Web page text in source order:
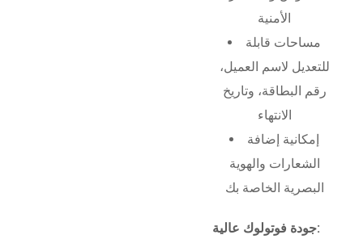
الأمنية
مساحات قابلة
للتعديل لاسم العميل،
رقم البطاقة، وتاريخ
الانتهاء
إمكانية إضافة
الشعارات والهوية
البصرية الخاصة بك
جودة فوتولوك عالية: